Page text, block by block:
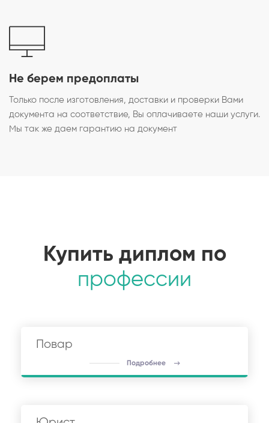
Не берем предоплаты
Только после изготовления, доставки и проверки Вами
документа на соответствие, Вы оплачиваете наши услуги.
Мы так же даем гарантию на документ
Купить диплом по
профессии
Повар
Подробнее